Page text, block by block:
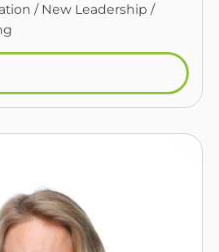
/ New Leadership /